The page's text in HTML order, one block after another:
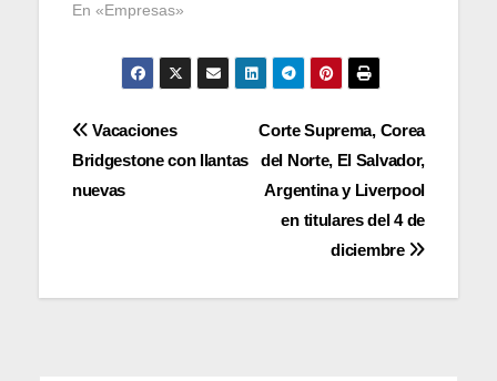
En «Empresas»
Navegación
de
Corte Suprema, Corea
del Norte, El Salvador,
Argentina y Liverpool
en titulares del 4 de
diciembre
Vacaciones
Bridgestone con llantas
nuevas